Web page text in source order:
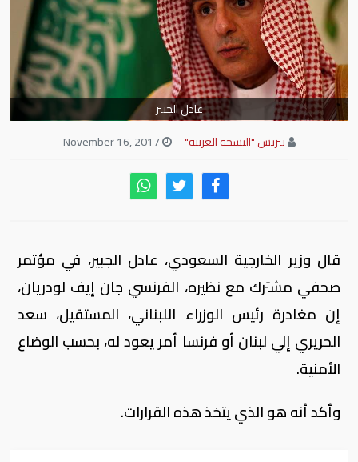
عادل الجبير
بيزنس "النسخة العربية"
قال وزير الخارجية السعودي، عادل الجبير، في مؤتمر
صحفي مشترك مع نظيره، الفرنسي جان إيف لودريان،
إن مغادرة رئيس الوزراء اللبناني، المستقيل، سعد
الحريري إلي لبنان أو فرنسا أمر يعود له، بحسب الوضاع
الأمنية.
وأكد أنه هو الذي يتخذ هذه القرارات.